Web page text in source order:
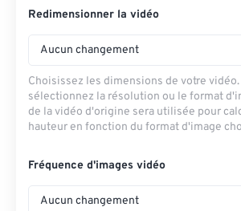
Redimensionner la vidéo
Aucun changement
Choisissez les dimensions de votre vidéo.
sélectionnez la résolution ou le format
de la vidéo d'origine sera utilisée pour
hauteur en fonction du format d'image
Fréquence d'images vidéo
Aucun changement